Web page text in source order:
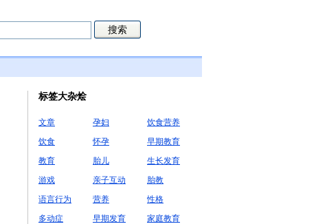
标签大杂烩
文章 孕妇
饮食营养
饮食
怀孕
早期教育
教育
胎儿
生长发育
游戏
亲子互动
胎教
语言行为
营养
性格
多动症
早期发育
家庭教育